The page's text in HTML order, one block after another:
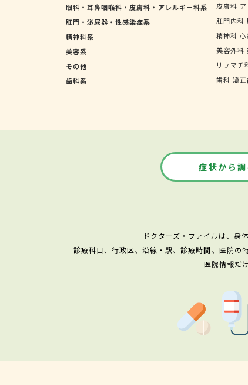
眼科・耳鼻咽喉科・皮膚科・アレルギー科系
皮膚科
肛門・泌尿器・性感染症系
肛門内科
精神科系
精神科
美容系
美容外科
その他
リウマチ
歯科系
歯科 矯
症状から調
ドクターズ・ファイルは、身
診療科目、行政区、沿線・駅、診療時間、医院の
医院情報だ